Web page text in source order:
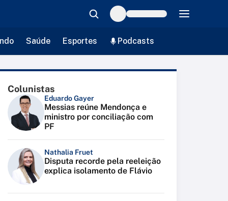
Saúde Esportes Podcasts
Colunistas
Eduardo Gayer
Messias reúne Mendonça e
ministro por conciliação com
PF
Nathalia Fruet
Disputa recorde pela reeleição
explica isolamento de Flávio